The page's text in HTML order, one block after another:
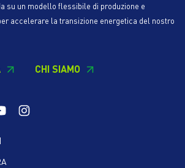
su un modello flessibile di produzione e
accelerare la transizione energetica del nostro
CHI SIAMO